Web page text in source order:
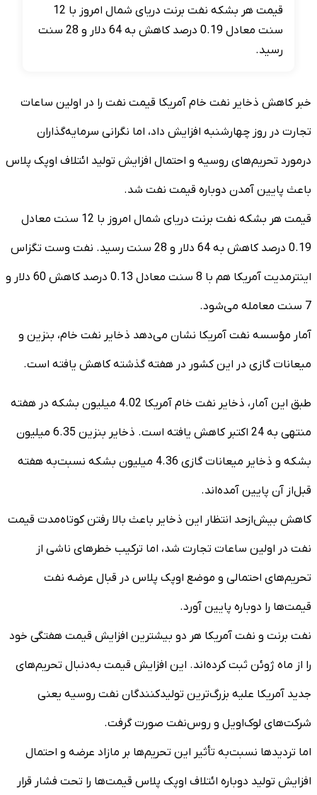
قیمت هر بشکه نفت برنت دریای شمال امروز با 12
سنت معادل 0.19 درصد کاهش به 64 دلار و 28 سنت
رسید.
خبر کاهش ذخایر نفت خام آمریکا قیمت نفت را در اولین ساعات
تجارت در روز چهارشنبه افزایش داد، اما نگرانی سرمایه‌گذاران
درمورد تحریم‌های روسیه و احتمال افزایش تولید ائتلاف اوپک پلاس
باعث پایین آمدن دوباره قیمت نفت شد.
قیمت هر بشکه نفت برنت دریای شمال امروز با 12 سنت معادل
0.19 درصد کاهش به 64 دلار و 28 سنت رسید. نفت وست تگزاس
اینترمدیت آمریکا هم با 8 سنت معادل 0.13 درصد کاهش 60 دلار و
7 سنت معامله می‌شود.
آمار مؤسسه نفت آمریکا نشان می‌دهد ذخایر نفت خام، بنزین و
میعانات گازی در این کشور در هفته گذشته کاهش یافته است.
طبق این آمار، ذخایر نفت خام آمریکا 4.02 میلیون بشکه در هفته
منتهی به 24 اکتبر کاهش یافته است. ذخایر بنزین 6.35 میلیون
بشکه و ذخایر میعانات گازی 4.36 میلیون بشکه نسبت‌به هفته
قبل‌از آن پایین آمده‌اند.
کاهش بیش‌ازحد انتظار این ذخایر باعث بالا رفتن کوتاه‌مدت قیمت
نفت در اولین ساعات تجارت شد، اما ترکیب خطرهای ناشی از
تحریم‌های احتمالی و موضع اوپک پلاس در قبال عرضه نفت
قیمت‌ها را دوباره پایین آورد.
نفت برنت و نفت آمریکا هر دو بیشترین افزایش قیمت هفتگی خود
را از ماه ژوئن ثبت کرده‌اند. این افزایش قیمت به‌دنبال تحریم‌های
جدید آمریکا علیه بزرگ‌ترین تولیدکنندگان نفت روسیه یعنی
شرکت‌های لوک‌اویل و روس‌نفت صورت گرفت.
اما تردیدها نسبت‌به تأثیر این تحریم‌ها بر مازاد عرضه و احتمال
افزایش تولید دوباره ائتلاف اوپک پلاس قیمت‌ها را تحت فشار قرار